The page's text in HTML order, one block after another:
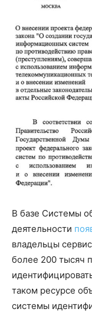
В базе Системы
деятельности
владельцы
более 200 тысяч
таком ресурсе
системы